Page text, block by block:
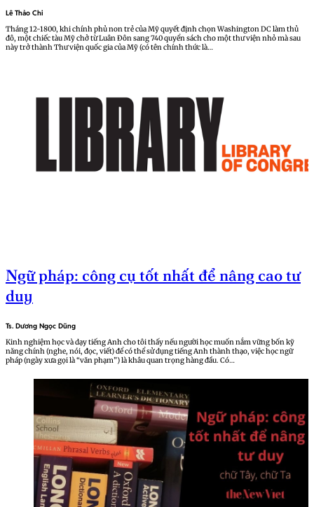
Lê Thảo Chi
Tháng 12-1800, khi chính phủ non trẻ của Mỹ quyết định chọn Washington DC làm thủ
đô, một chiếc tàu Mỹ chở từ Luân Đôn sang 740 quyển sách cho một thư viện nhỏ mà sau
này trở thành Thư viện quốc gia của Mỹ (có tên chính thức là…
Ngữ pháp: công cụ tốt nhất để nâng cao tư
duy
Ts. Dương Ngọc Dũng
Kinh nghiệm học và dạy tiếng Anh cho tôi thấy nếu người học muốn nắm vững bốn kỹ
năng chính (nghe, nói, đọc, viết) để có thể sử dụng tiếng Anh thành thạo, việc học ngữ
pháp (ngày xưa gọi là “văn phạm”) là khâu quan trọng hàng đầu. Có…